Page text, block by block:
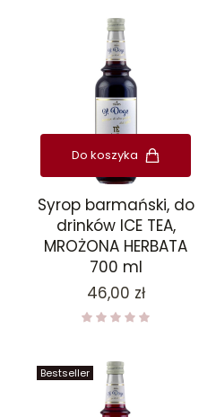
Do koszyka
Syrop barmański, do
drinków ICE TEA,
MROŻONA HERBATA
700 ml
Cena
46,00 zł
Bestseller